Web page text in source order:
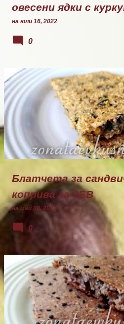
овесени ядки с
на юли 16, 2022
0
Блатчета за
коприва за 9БВ
на май 08, 2022
0